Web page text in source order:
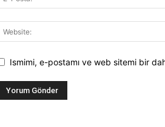
Ismimi, e-postamı ve web sitemi bir